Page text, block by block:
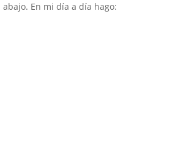
En mi día a día hago: